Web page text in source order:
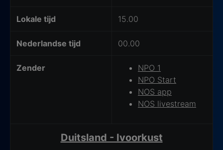
Lokale tijd 15.00
Nederlandse tijd 00.00
Zender
NPO 1
NPO Start
NOS app
NOS livestream
Duitsland - Ivoorkust